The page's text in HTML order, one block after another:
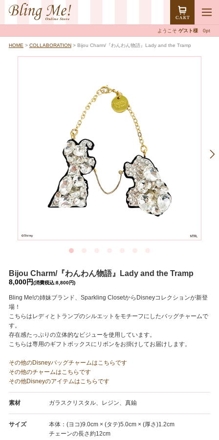
ようこそゲスト様 0pt
HOME > COLLABORATION> Bijou Charm/『わんわん物語』Lady and the Tramp
Bijou Charm/『わんわん物語』Lady and the Tramp
8,000円(消費税込:8,800円)
Bling Me!の姉妹ブランド、Sparkling ClosetからDisneyコレクションが新登
場！
こちらはレディとトランプのシルエットをモチーフにしたバッグチャームで
す。
存在感たっぷりの立体的なビジューを使用しています。
こちらは専用のギフトボックスにリボンをお掛けしてお届けします。
その他のDisneyバッグチャームはこちらです
その他のチャームはこちらです
その他Disneyのアイテムはこちらです
素材 ガラスクリスタル、レジン、真鍮
サイズ
本体：(ヨコ)9.0cm × (タテ)5.0cm × (厚さ)1.2cm
チェーンの長さ約12cm